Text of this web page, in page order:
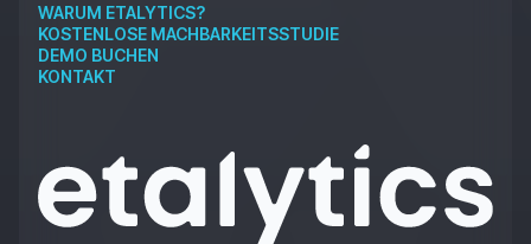
WARUM ETALYTICS?
KOSTENLOSE MACHBARKEITSSTUDIE
DEMO BUCHEN
KONTAKT